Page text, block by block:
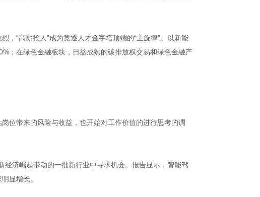
“高薪抢人”成为竞逐人才金字塔顶端的“主旋律”。以新能
；在绿色金融板块，日益成熟的碳排放权交易和绿色金融产
位带来的风险与收益，也开始对工作价值的进行思考的调
经济崛起带动的一批新行业中寻求机会。报告显示，智能驾
显增长。